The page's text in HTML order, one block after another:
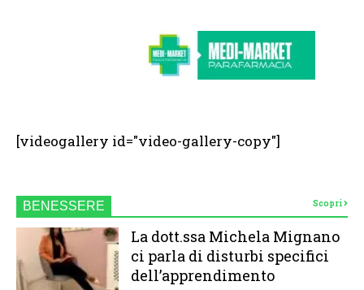
[videogallery id="video-gallery-copy"]
BENESSERE Scopri
La dott.ssa Michela Mignano
ci parla di disturbi specifici
dell’apprendimento